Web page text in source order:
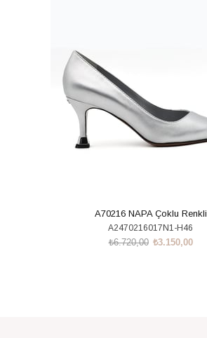
A70216 NAPA Çoklu Renkli
A2470216017N1-H46
₺3.150,00
₺6.720,00